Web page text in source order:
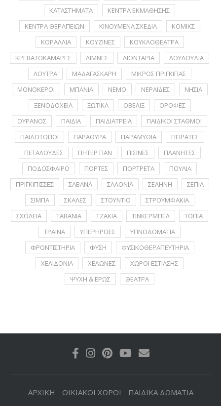
ΚΑΤΑΣΤΗΜΑΤΑ
ΚΕΝΤΡΑ ΕΚΜΑΘΗΣΗΣ
ΚΕΝΤΡΑ ΘΕΡΑΠΕΙΩΝ
ΚΙΝΟΥΜΕΝΑ ΣΧΕΔΙΑ
ΚΟΜΙΚΣ
ΚΟΡΑΛΛΙΑ
ΚΟΥΖΙΝΕΣ
ΚΟΥΚΛΟΘΕΑΤΡΑ
ΚΡΕΒΑΤΟΚΑΜΑΡΕΣ
ΛΙΜΝΕΣ ΛΙΟΝΤΑΡΙΑ
ΛΟΥΛΟΥΔΙΑ
ΛΟΥΤΡΑ
ΜΑΔΑΓΑΣΚΑΡΗ
ΜΙΚΡΟΣ ΠΡΙΓΚΙΠΑΣ
ΜΟΝΟΚΕΡΟΙ
ΜΠΑΝΙΑ ΝΕΜΟ ΝΕΡΑΪΔΕΣ
ΝΗΣΙΑ
ΞΕΝΟΔΟΧΕΙΑ
ΞΩΤΙΚΑ ΟΒΕΛΙΞ
ΟΡΟΦΕΣ
ΟΥΡΑΝΟΣ
ΠΑΙΔΙΑ ΠΑΙΔΙΑΤΡΕΙΑ
ΠΑΙΔΙΚΟΙ ΣΤΑΘΜΟΙ
ΠΑΙΔΟΤΟΠΟΙ
ΠΑΡΑΘΥΡΑ ΠΑΡΑΜΥΘΙΑ
ΠΕΙΡΑΤΕΣ
ΠΕΤΑΛΟΥΔΕΣ
ΠΗΤΕΡ ΠΑΝ ΠΙΣΙΝΕΣ
ΠΛΑΝΗΤΕΣ
ΠΟΔΟΣΦΑΙΡΟ
ΠΟΡΤΕΣ ΠΟΡΤΡΕΤA
ΠΟΥΛΙΑ
ΠΡΙΓΚΙΠΙΣΣΕΣ
ΣΑΒΑΝΑ ΣΑΛΟΝΙΑ ΣΕΛΗΝΗ
ΣΕΠΙΑ
ΣΙΜΠΑ
ΣΚΑΛΕΣ ΣΤΟΥΝΤΙΟ
ΣΤΡΟΥΜΦΑΚΙΑ
ΣΧΟΛΕΙΑ
ΤΑΒΑΝΙΑ ΤΖΑΚΙΑ ΤΙΝΚΕΡΜΠΕΛ
ΤΟΠΙΑ
ΤΡΑΙΝΑ
ΥΠΕΡΗΡΩΕΣ
ΥΠΝΟΔΩΜΑΤΙΑ
ΦΡΟΝΤΙΣΤΗΡΙΑ
ΦΥΣΗ
ΦΥΣΙΚΟΘΕΡΑΠΕΥΤΗΡΙΑ
ΧΕΛΙΔΟΝΙΑ
ΧΕΛΩΝΕΣ
ΧΩΡΟΙ ΕΣΤΙΑΣΗΣ
ΨΥΧΗ & ΕΡΩΣ
ΘΕΑΤΡΑ
ΑΡΧΙΚΗ ΟΙΚΙΑΚΟΙ ΧΩΡΟΙ
ΠΑΙΔΙΚΑ ΔΩΜΑΤΙΑ